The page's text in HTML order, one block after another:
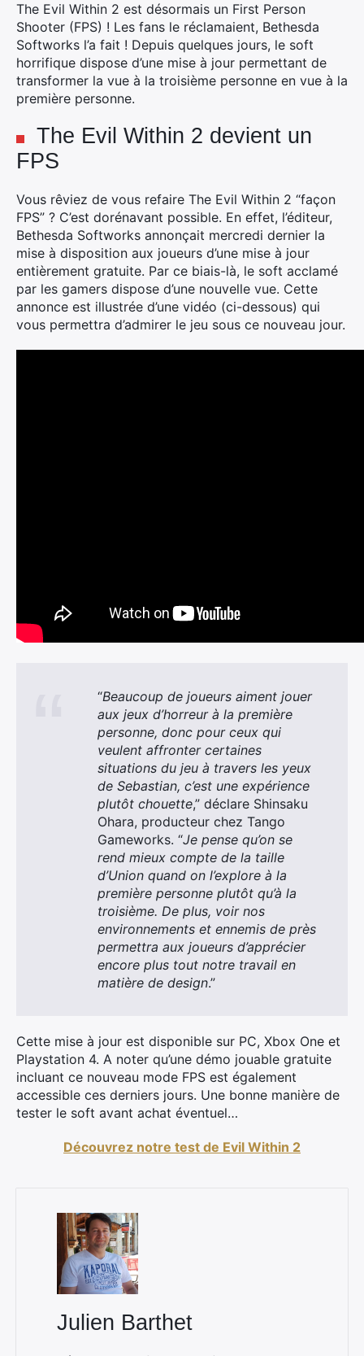
The Evil Within 2 est désormais un First Person
Shooter (FPS) ! Les fans le réclamaient, Bethesda
Softworks l’a fait ! Depuis quelques jours, le soft
horrifique dispose d’une mise à jour permettant de
transformer la vue à la troisième personne en vue à la
première personne.
The Evil Within 2 devient un
FPS
Vous rêviez de vous refaire The Evil Within 2 “façon
FPS” ? C’est dorénavant possible. En effet, l’éditeur,
Bethesda Softworks annonçait mercredi dernier la
mise à disposition aux joueurs d’une mise à jour
entièrement gratuite. Par ce biais-là, le soft acclamé
par les gamers dispose d’une nouvelle vue. Cette
annonce est illustrée d’une vidéo (ci-dessous) qui
vous permettra d’admirer le jeu sous ce nouveau jour.
“Beaucoup de joueurs aiment jouer
aux jeux d’horreur à la première
personne, donc pour ceux qui
veulent affronter certaines
situations du jeu à travers les yeux
de Sebastian, c’est une expérience
plutôt chouette,” déclare Shinsaku
Ohara, producteur chez Tango
Gameworks. “Je pense qu’on se
rend mieux compte de la taille
d’Union quand on l’explore à la
première personne plutôt qu’à la
troisième. De plus, voir nos
environnements et ennemis de près
permettra aux joueurs d’apprécier
encore plus tout notre travail en
matière de design.”
Cette mise à jour est disponible sur PC, Xbox One et
Playstation 4. A noter qu’une démo jouable gratuite
incluant ce nouveau mode FPS est également
accessible ces derniers jours. Une bonne manière de
tester le soft avant achat éventuel…
Découvrez notre test de Evil Within 2
Julien Barthet